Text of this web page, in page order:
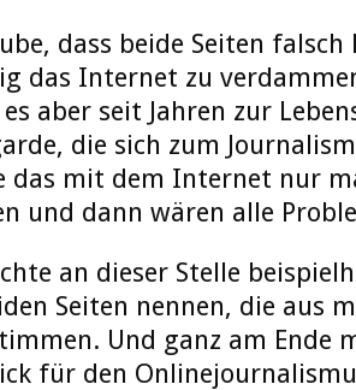
dass beide Seiten
das Internet zu
aber seit Jahren zur
die sich zum
das mit dem Internet nur
und dann wären alle
an dieser Stelle
Seiten nennen, die aus
Und ganz am Ende
für den